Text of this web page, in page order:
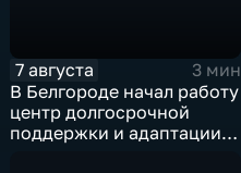
7 августа
3 мин
В Белгороде начал работу
центр долгосрочной
поддержки и адаптации